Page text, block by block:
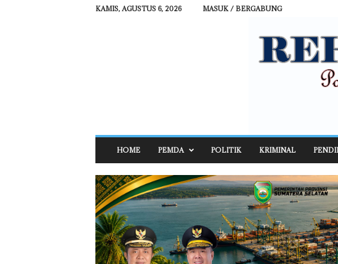
KAMIS, AGUSTUS 6, 2026 MASUK / BERGABUNG
H
A
T
N
E
W
S
HOME PEMDA POLITIK KRIMINAL